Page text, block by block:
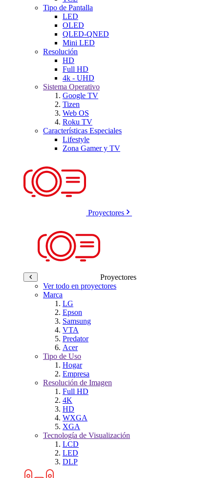
Tipo de Pantalla
LED
OLED
QLED-QNED
Mini LED
Resolución
HD
Full HD
4k - UHD
Sistema Operativo
Google TV
Tizen
Web OS
Roku TV
Características Especiales
Lifestyle
Zona Gamer y TV
Proyectores
Proyectores
Ver todo en proyectores
Marca
LG
Epson
Samsung
VTA
Predator
Acer
Tipo de Uso
Hogar
Empresa
Resolución de Imagen
Full HD
4K
HD
WXGA
XGA
Tecnología de Visualización
LCD
LED
DLP